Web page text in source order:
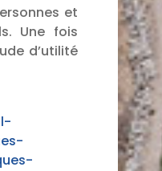
et
Une fois
d’utilité